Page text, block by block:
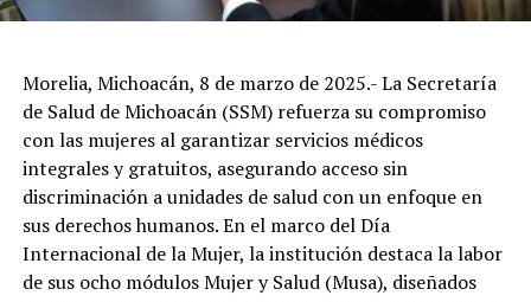
Morelia, Michoacán, 8 de marzo de 2025.- La Secretaría
de Salud de Michoacán (SSM) refuerza su compromiso
con las mujeres al garantizar servicios médicos
integrales y gratuitos, asegurando acceso sin
discriminación a unidades de salud con un enfoque en
sus derechos humanos. En el marco del Día
Internacional de la Mujer, la institución destaca la labor
de sus ocho módulos Mujer y Salud (Musa), diseñados